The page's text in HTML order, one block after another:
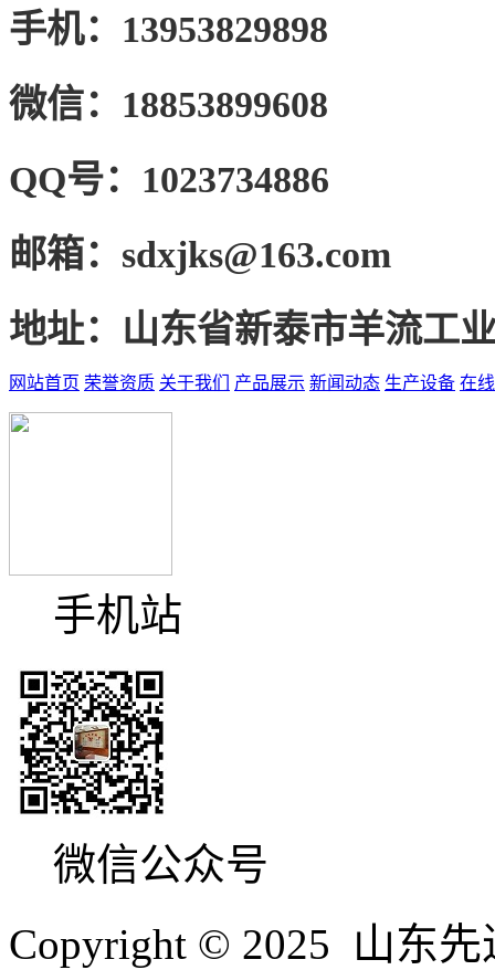
手机： 13953829898
微信： 18853899608
QQ号： 1023734886
邮箱： sdxjks@163.com
地址： 山东省新泰市羊流工
网站首页 荣誉资质 关于我们 产品展示 新闻动态 生产设备 在
手机站
微信公众号
Copyright © 2025 山东